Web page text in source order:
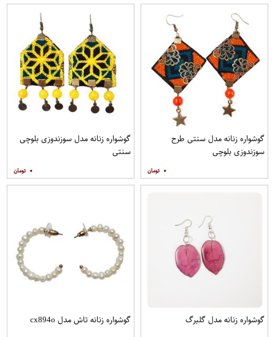
گوشواره زنانه مدل سنتی طرح
سوزندوزی بلوچی
۰
گوشواره زنانه مدل سوزندوزی بلوچی
سنتی
۰
گوشواره زنانه مدل گلبرگ گوشواره زنانه تاش مدل cx894o